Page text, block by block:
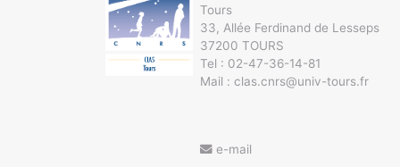
Tours
33, Allée Ferdinand de Lesseps
37200 TOURS
Tel : 02-47-36-14-81
Mail : clas.cnrs@univ-tours.fr
e-mail